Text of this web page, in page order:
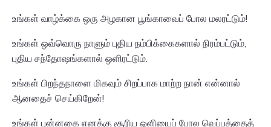
உங்கள் வாழ்க்கை ஒரு அழகான பூங்காவைப் போல மலரட்டும்!
உங்கள் ஒவ்வொரு நாளும் புதிய நம்பிக்கைகளால் நிரம்பட்டும்,
புதிய சந்தோஷங்களால் ஒளிரட்டும்.
உங்கள் பிறந்தநாளை மிகவும் சிறப்பாக மாற்ற நான் என்னால்
ஆனதைச் செய்கிறேன்!
உங்கள் புன்னகை எனக்கு சூரிய ஒளியைப் போல வெப்பத்தைத்